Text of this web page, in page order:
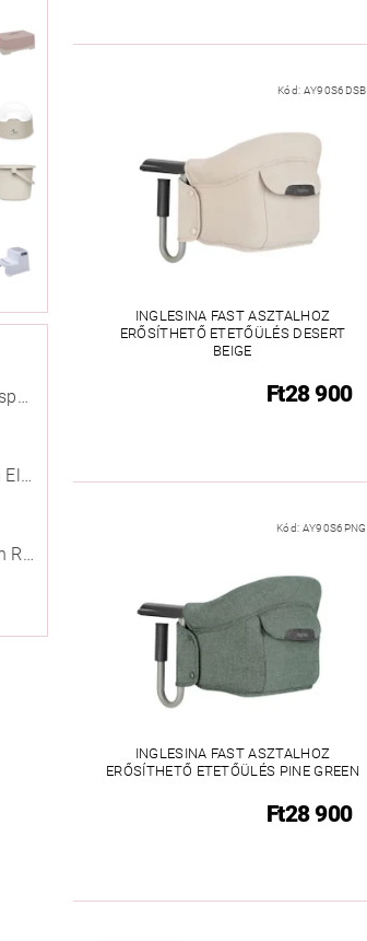
Inglesina Quid3 Orbital Grey sport babakocsi
RECARO TORON 1 40-105cm Elegant Beige
Új Inglesina Aptica XT Darwin Recline Evo 4in1 Himalaya Blue multifunkciós babakocsi
Kód: AY90S6DSB
INGLESINA FAST ASZTALHOZ
ERŐSÍTHETŐ ETETŐÜLÉS DESERT
BEIGE
Ft28 900
Kód: AY90S6PNG
INGLESINA FAST ASZTALHOZ
ERŐSÍTHETŐ ETETŐÜLÉS PINE GREEN
Ft28 900